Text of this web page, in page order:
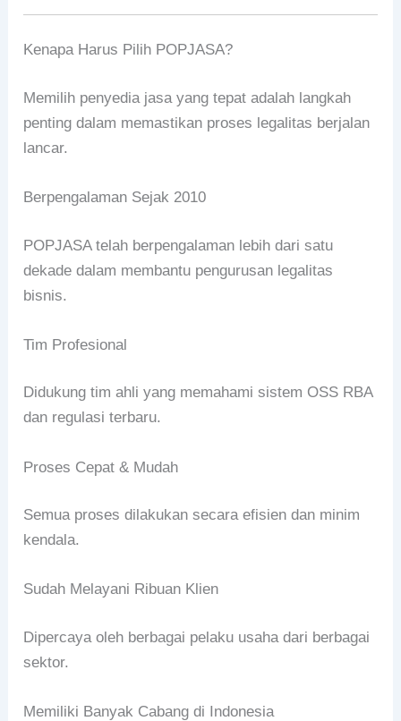
Kenapa Harus Pilih POPJASA?
Memilih penyedia jasa yang tepat adalah langkah
penting dalam memastikan proses legalitas berjalan
lancar.
Berpengalaman Sejak 2010
POPJASA telah berpengalaman lebih dari satu
dekade dalam membantu pengurusan legalitas
bisnis.
Tim Profesional
Didukung tim ahli yang memahami sistem OSS RBA
dan regulasi terbaru.
Proses Cepat & Mudah
Semua proses dilakukan secara efisien dan minim
kendala.
Sudah Melayani Ribuan Klien
Dipercaya oleh berbagai pelaku usaha dari berbagai
sektor.
Memiliki Banyak Cabang di Indonesia